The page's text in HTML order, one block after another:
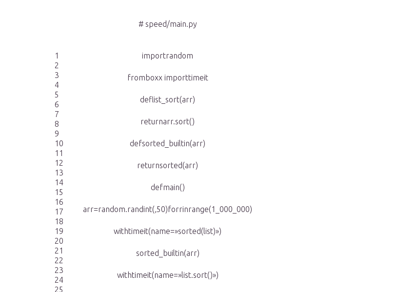
1
2
3
4
5
6
7
8
9
10
11
12
13
14
15
16
17
18
19
20
21
22
23
24
25
# speed/main.py
importrandom
fromboxx importtimeit
deflist_sort(arr)
returnarr.sort()
defsorted_builtin(arr)
returnsorted(arr)
defmain()
arr=random.randint(,50)forrinrange(1_000_000)
withtimeit(name=»sorted(list)»)
sorted_builtin(arr)
withtimeit(name=»list.sort()»)